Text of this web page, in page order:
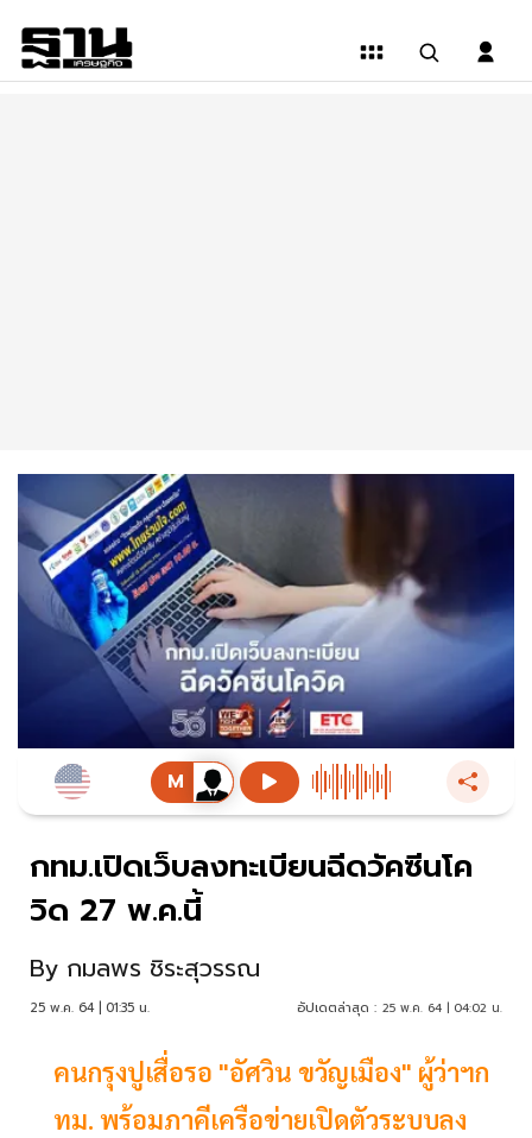
กทม.เปิดเว็บลงทะเบียนฉีดวัคซีนโค
วิด 27 พ.ค.นี้
By กมลพร ชิระสุวรรณ
25 พ.ค. 64 | 01:35 น. อัปเดตล่าสุด : 25 พ.ค. 64 | 04:02 น.
คนกรุงปูเสื่อรอ "อัศวิน ขวัญเมือง" ผู้ว่าฯก
ทม. พร้อมภาคีเครือข่ายเปิดตัวระบบลง